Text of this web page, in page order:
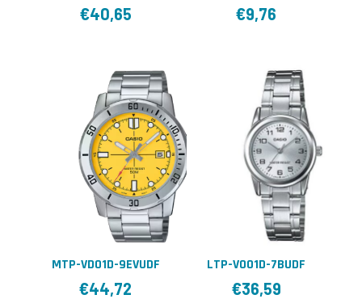
€40,65 €9,76
MTP-VD01D-9EVUDF
€44,72
LTP-V001D-7BUDF
€36,59